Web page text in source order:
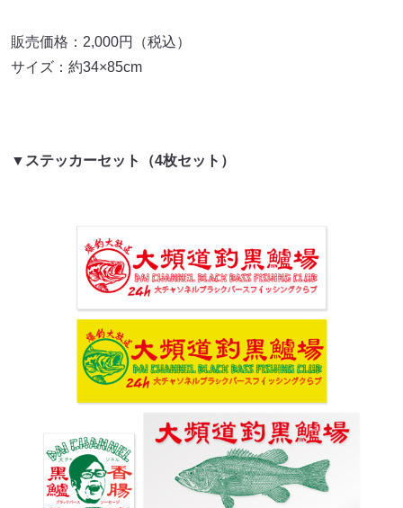
販売価格：2,000円（税込）
サイズ：約34×85cm
▼ステッカーセット（4枚セット）